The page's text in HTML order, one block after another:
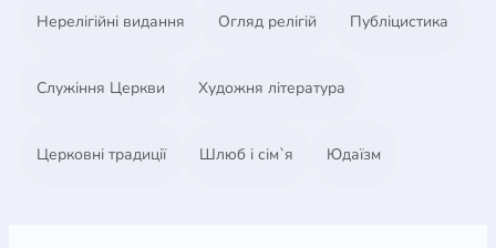
Нерелігійні видання Огляд релігій Публіцистика
Служіння Церкви Художня література
Церковні традиції Шлюб і сім`я Юдаїзм